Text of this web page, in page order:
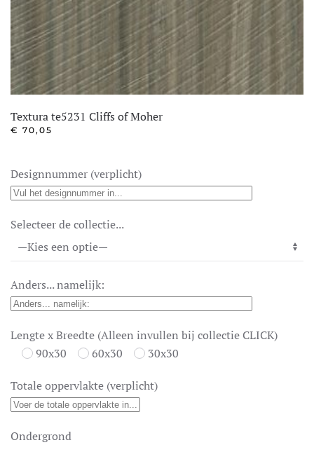
Textura te5231 Cliffs of Moher
€ 70,05
Designnummer (verplicht)
Selecteer de collectie...
Anders... namelijk:
Lengte x Breedte (Alleen invullen bij collectie CLICK)
90x30
60x30 30x30
Totale oppervlakte (verplicht)
Ondergrond